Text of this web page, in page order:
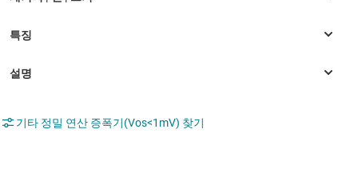
기타 정밀 연산 증폭기(Vos<1mV) 찾기